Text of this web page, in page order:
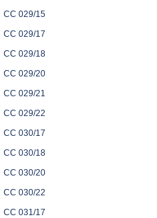
CC 029/15
CC 029/17
CC 029/18
CC 029/20
CC 029/21
CC 029/22
CC 030/17
CC 030/18
CC 030/20
CC 030/22
CC 031/17